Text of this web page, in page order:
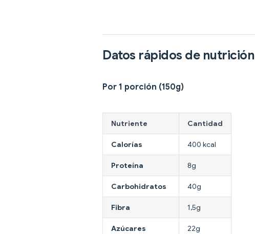
Datos rápidos de nutrición
Por 1 porción (150g)
Nutriente Cantidad
Calorías 400 kcal
Proteína 8g
Carbohidratos 40g
Fibra 1,5g
Azúcares 22g